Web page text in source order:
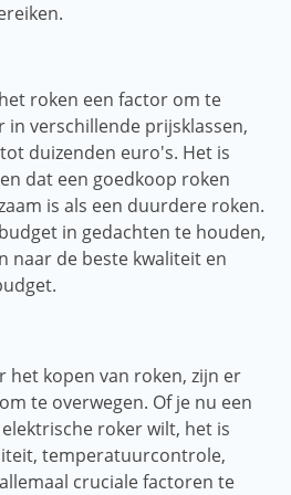
roken een factor om te
in verschillende prijsklassen,
duizenden euro's. Het is
dat een goedkoop roken
is als een duurdere roken.
in gedachten te houden,
naar de beste kwaliteit en
het kopen van roken, zijn er
te overwegen. Of je nu een
roker wilt, het is
temperatuurcontrole,
cruciale factoren te